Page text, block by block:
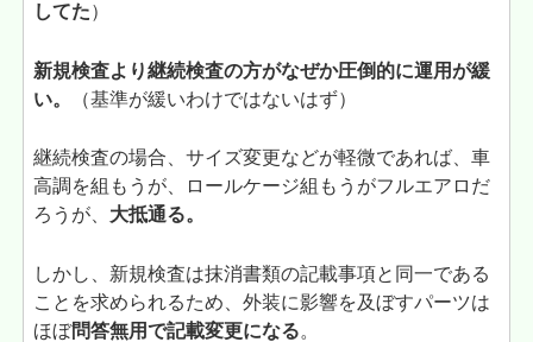
してた）
新規検査より継続検査の方がなぜか圧倒的に運用が緩
い。
（基準が緩いわけではないはず）
継続検査の場合、サイズ変更などが軽微であれば、車
高調を組もうが、ロールケージ組もうがフルエアロだ
ろうが、 大抵通る。
しかし、新規検査は抹消書類の記載事項と同一である
ことを求められるため、外装に影響を及ぼすパーツは
ほぼ問答無用で記載変更になる。